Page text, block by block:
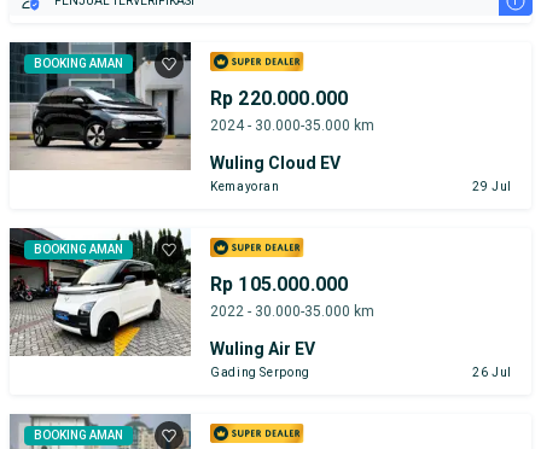
BOOKING AMAN
Rp 220.000.000
2024 - 30.000-35.000 km
Wuling Cloud EV
Kemayoran 29 Jul
BOOKING AMAN
Rp 105.000.000
2022 - 30.000-35.000 km
Wuling Air EV
Gading Serpong 26 Jul
BOOKING AMAN